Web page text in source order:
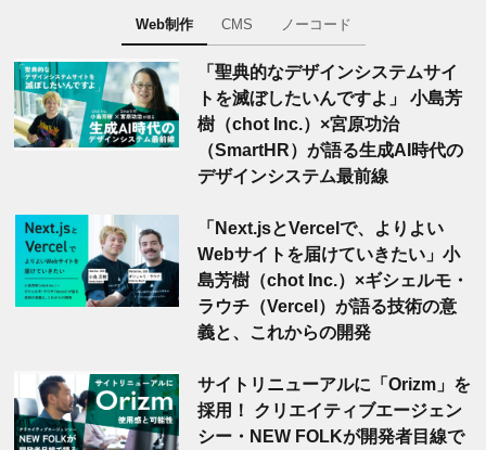
Web制作 CMS ノーコード
「聖典的なデザインシステムサイ
トを滅ぼしたいんですよ」 小島芳
樹（chot Inc.）×宮原功治
（SmartHR）が語る生成AI時代の
デザインシステム最前線
「Next.jsとVercelで、よりよい
Webサイトを届けていきたい」小
島芳樹（chot Inc.）×ギシェルモ・
ラウチ（Vercel）が語る技術の意
義と、これからの開発
サイトリニューアルに「Orizm」を
採用！ クリエイティブエージェン
シー・NEW FOLKが開発者目線で